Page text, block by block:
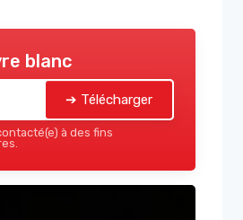
blanc
➔ Télécharger
à des fins